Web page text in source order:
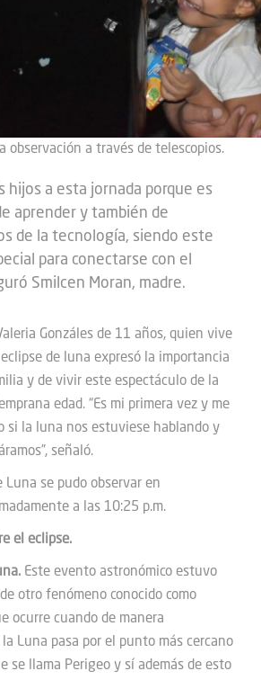
observación a través de telescopios.
hijos a esta jornada porque es
aprender y también de
de la tecnología, siendo este
para conectarse con el
Smilcen Moran, madre.
Gonzáles de 11 años, quien vive
de luna expresó la importancia
y de vivir este espectáculo de la
edad. “Es mi primera vez y me
si la luna nos estuviese hablando y
señaló.
Luna se pudo observar en
a las 10:25 p.m.
el eclipse.
Este evento astronómico estuvo
otro fenómeno conocido como
ocurre cuando de manera
Luna pasa por el punto más cercano
se llama Perigeo y sí además de esto